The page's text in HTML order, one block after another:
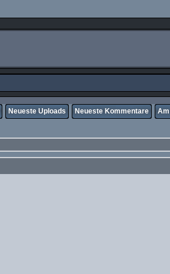
Neueste Uploads Neueste Kommentare